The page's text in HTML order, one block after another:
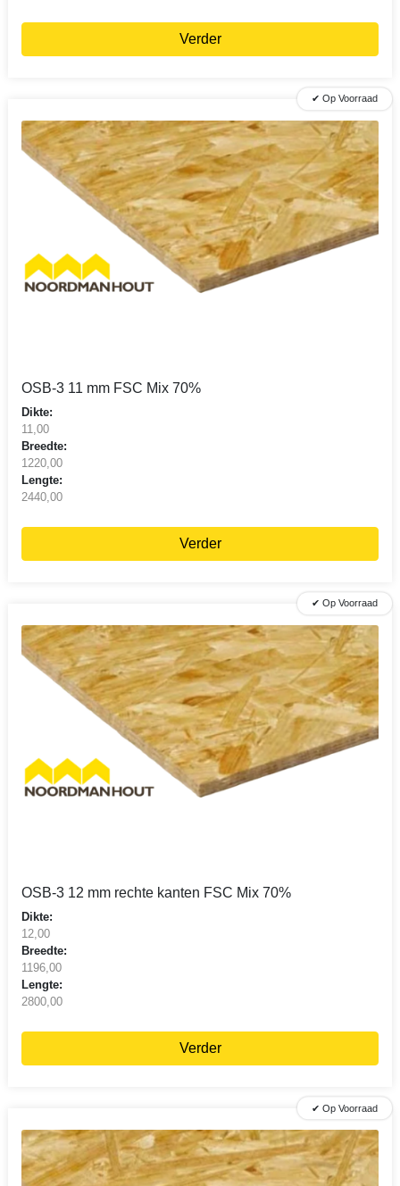
Verder
✔ Op Voorraad
OSB-3 11 mm FSC Mix 70%
Dikte:
11,00
Breedte:
1220,00
Lengte:
2440,00
Verder
✔ Op Voorraad
OSB-3 12 mm rechte kanten FSC Mix 70%
Dikte:
12,00
Breedte:
1196,00
Lengte:
2800,00
Verder
✔ Op Voorraad